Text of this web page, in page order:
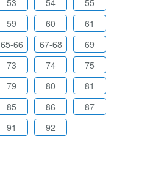
59 60
61
65-66 67-68
69
73 74
75
79 80
81
85 86
87
91 92